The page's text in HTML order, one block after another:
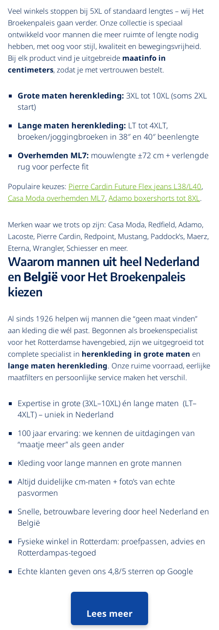
Veel winkels stoppen bij 5XL of standaard lengtes – wij Het
Broekenpaleis gaan verder. Onze collectie is speciaal
ontwikkeld voor mannen die meer ruimte of lengte nodig
hebben, met oog voor stijl, kwaliteit en bewegingsvrijheid.
Bij elk product vind je uitgebreide maatinfo in
centimeters, zodat je met vertrouwen bestelt.
Grote maten herenkleding: 3XL tot 10XL (soms 2XL
start)
Lange maten herenkleding: LT tot 4XLT,
broeken/joggingbroeken in 38″ en 40″ beenlengte
Overhemden ML7: mouwlengte ±72 cm + verlengde
rug voor perfecte fit
Populaire keuzes: Pierre Cardin Future Flex jeans L38/L40,
Casa Moda overhemden ML7, Adamo boxershorts tot 8XL.
Merken waar we trots op zijn: Casa Moda, Redfield, Adamo,
Lacoste, Pierre Cardin, Redpoint, Mustang, Paddock’s, Maerz,
Eterna, Wrangler, Schiesser en meer.
Waarom mannen uit heel Nederland
en Belgiëvoor Het Broekenpaleis
kiezen
Al sinds 1926 helpen wij mannen die “geen maat vinden”
aan kleding die wél past. Begonnen als broekenspecialist
voor het Rotterdamse havengebied, zijn we uitgegroeid tot
complete specialist in herenkleding in grote maten en
lange maten herenkleding. Onze ruime voorraad, eerlijke
maatfilters en persoonlijke service maken het verschil.
Expertise in grote (3XL–10XL) én lange maten (LT–
4XLT) – uniek in Nederland
100 jaar ervaring: we kennen de uitdagingen van
“maatje meer” als geen ander
Kleding voor lange mannen en grote mannen
Altijd duidelijke cm-maten + foto’s van echte
pasvormen
Snelle, betrouwbare levering door heel Nederland en
België
Fysieke winkel in Rotterdam: proefpassen, advies en
Rotterdampas-tegoed
Echte klanten geven ons 4,8/5 sterren op Google
Lees meer